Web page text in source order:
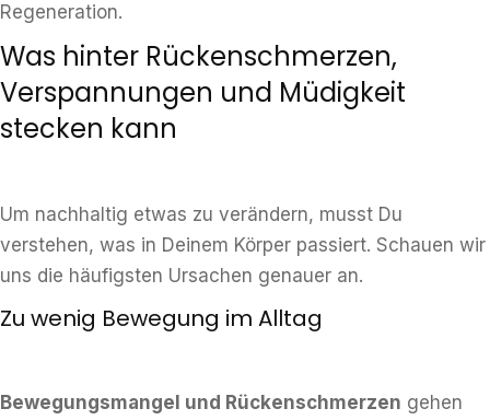
Regeneration.
Was hinter Rückenschmerzen,
Verspannungen und Müdigkeit
stecken kann
Um nachhaltig etwas zu verändern, musst Du
verstehen, was in Deinem Körper passiert. Schauen wir
uns die häufigsten Ursachen genauer an.
Zu wenig Bewegung im Alltag
Bewegungsmangel und Rückenschmerzen gehen